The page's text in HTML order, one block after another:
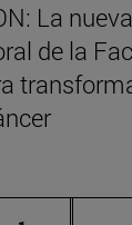
La
de la